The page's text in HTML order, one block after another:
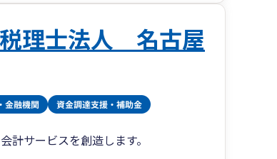
理士法人 名古屋
計サービスを創造します。